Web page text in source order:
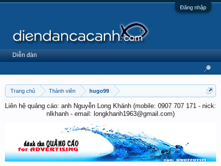
Đăng nhập
Trang chủ Thành viên hugo99
Liên hệ quảng cáo: anh Nguyễn Long Khánh (mobile: 0907 707 171 - nick:
nlkhanh - email: longkhanh1963@gmail.com)
Diễn đàn